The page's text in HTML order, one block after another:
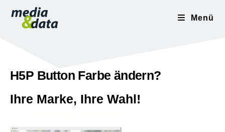
Menü
H5P Button Farbe ändern?
Ihre Marke, Ihre Wahl!